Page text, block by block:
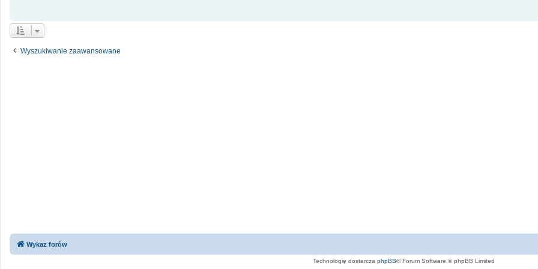
Wyszukiwanie zaawansowane
Wykaz forów
Technologię dostarcza phpBB® Forum Software © phpBB Limited